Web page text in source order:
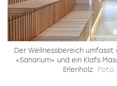
Der Wellnessbereich umfasst
«Sanarium» und ein Klafs
Erlenholz.
Foto: